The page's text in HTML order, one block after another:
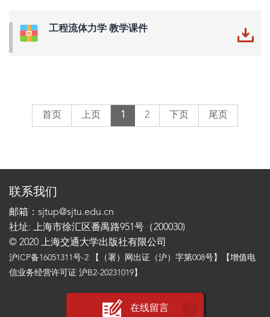
工程流体力学 教学课件
首页 上页 1 2 下页 尾页
联系我们
邮箱：sjtup@sjtu.edu.cn
社址: 上海市徐汇区番禺路951号（200030)
© 2020 上海交通大学出版社有限公司
沪ICP备16051311号-2 【（署）网出证（沪）字第008号】【增值电
信业务经营许可证 沪B2-20231019】
在线留言